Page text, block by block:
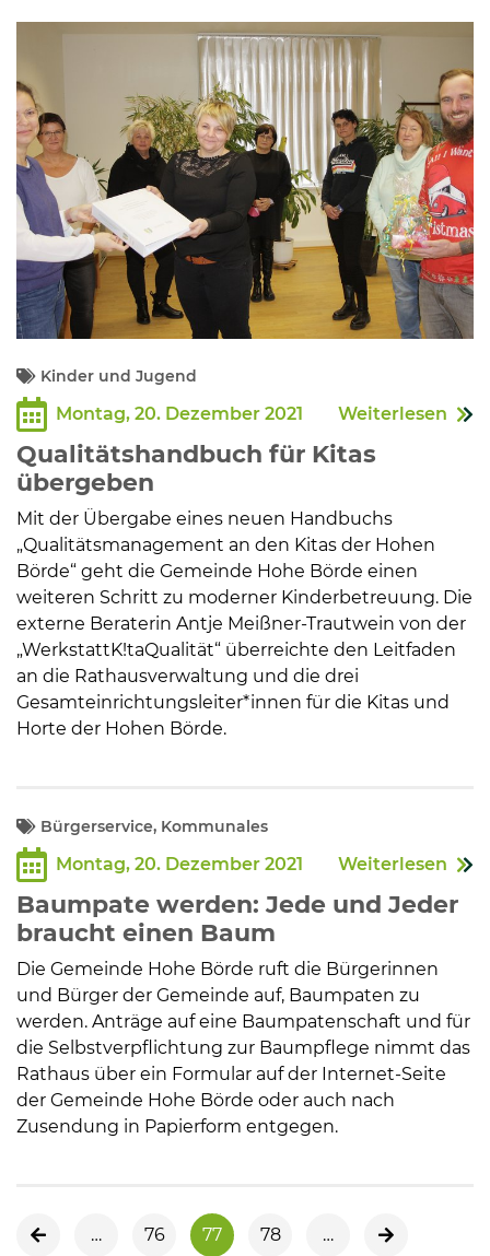
Kinder und Jugend
Montag, 20. Dezember 2021 Weiterlesen
Qualitätshandbuch für Kitas
übergeben
Mit der Übergabe eines neuen Handbuchs
„Qualitätsmanagement an den Kitas der Hohen
Börde“ geht die Gemeinde Hohe Börde einen
weiteren Schritt zu moderner Kinderbetreuung. Die
externe Beraterin Antje Meißner-Trautwein von der
„WerkstattK!taQualität“ überreichte den Leitfaden
an die Rathausverwaltung und die drei
Gesamteinrichtungsleiter*innen für die Kitas und
Horte der Hohen Börde.
Bürgerservice, Kommunales
Montag, 20. Dezember 2021 Weiterlesen
Baumpate werden: Jede und Jeder
braucht einen Baum
Die Gemeinde Hohe Börde ruft die Bürgerinnen
und Bürger der Gemeinde auf, Baumpaten zu
werden. Anträge auf eine Baumpatenschaft und für
die Selbstverpflichtung zur Baumpflege nimmt das
Rathaus über ein Formular auf der Internet-Seite
der Gemeinde Hohe Börde oder auch nach
Zusendung in Papierform entgegen.
vorherige Seite
… 76 77 78 … nächste